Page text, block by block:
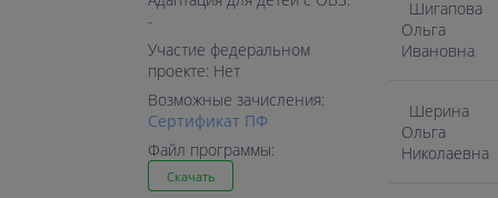
-
Участие федеральном
проекте: Нет
Возможные зачисления:
Cертификат ПФ
Файл программы:
Скачать
Шигапова
Ольга
Ивановна
Шерина
Ольга
Николаевна